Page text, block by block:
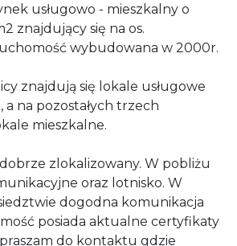
usługowo - mieszkalny o
znajdujący się na os.
wybudowana w 2000r.
znajdują się lokale usługowe
a na pozostałych trzech
mieszkalne.
zlokalizowany. W pobliżu
oraz lotnisko. W
dogodna komunikacja
posiada aktualne certyfikaty
do kontaktu gdzie